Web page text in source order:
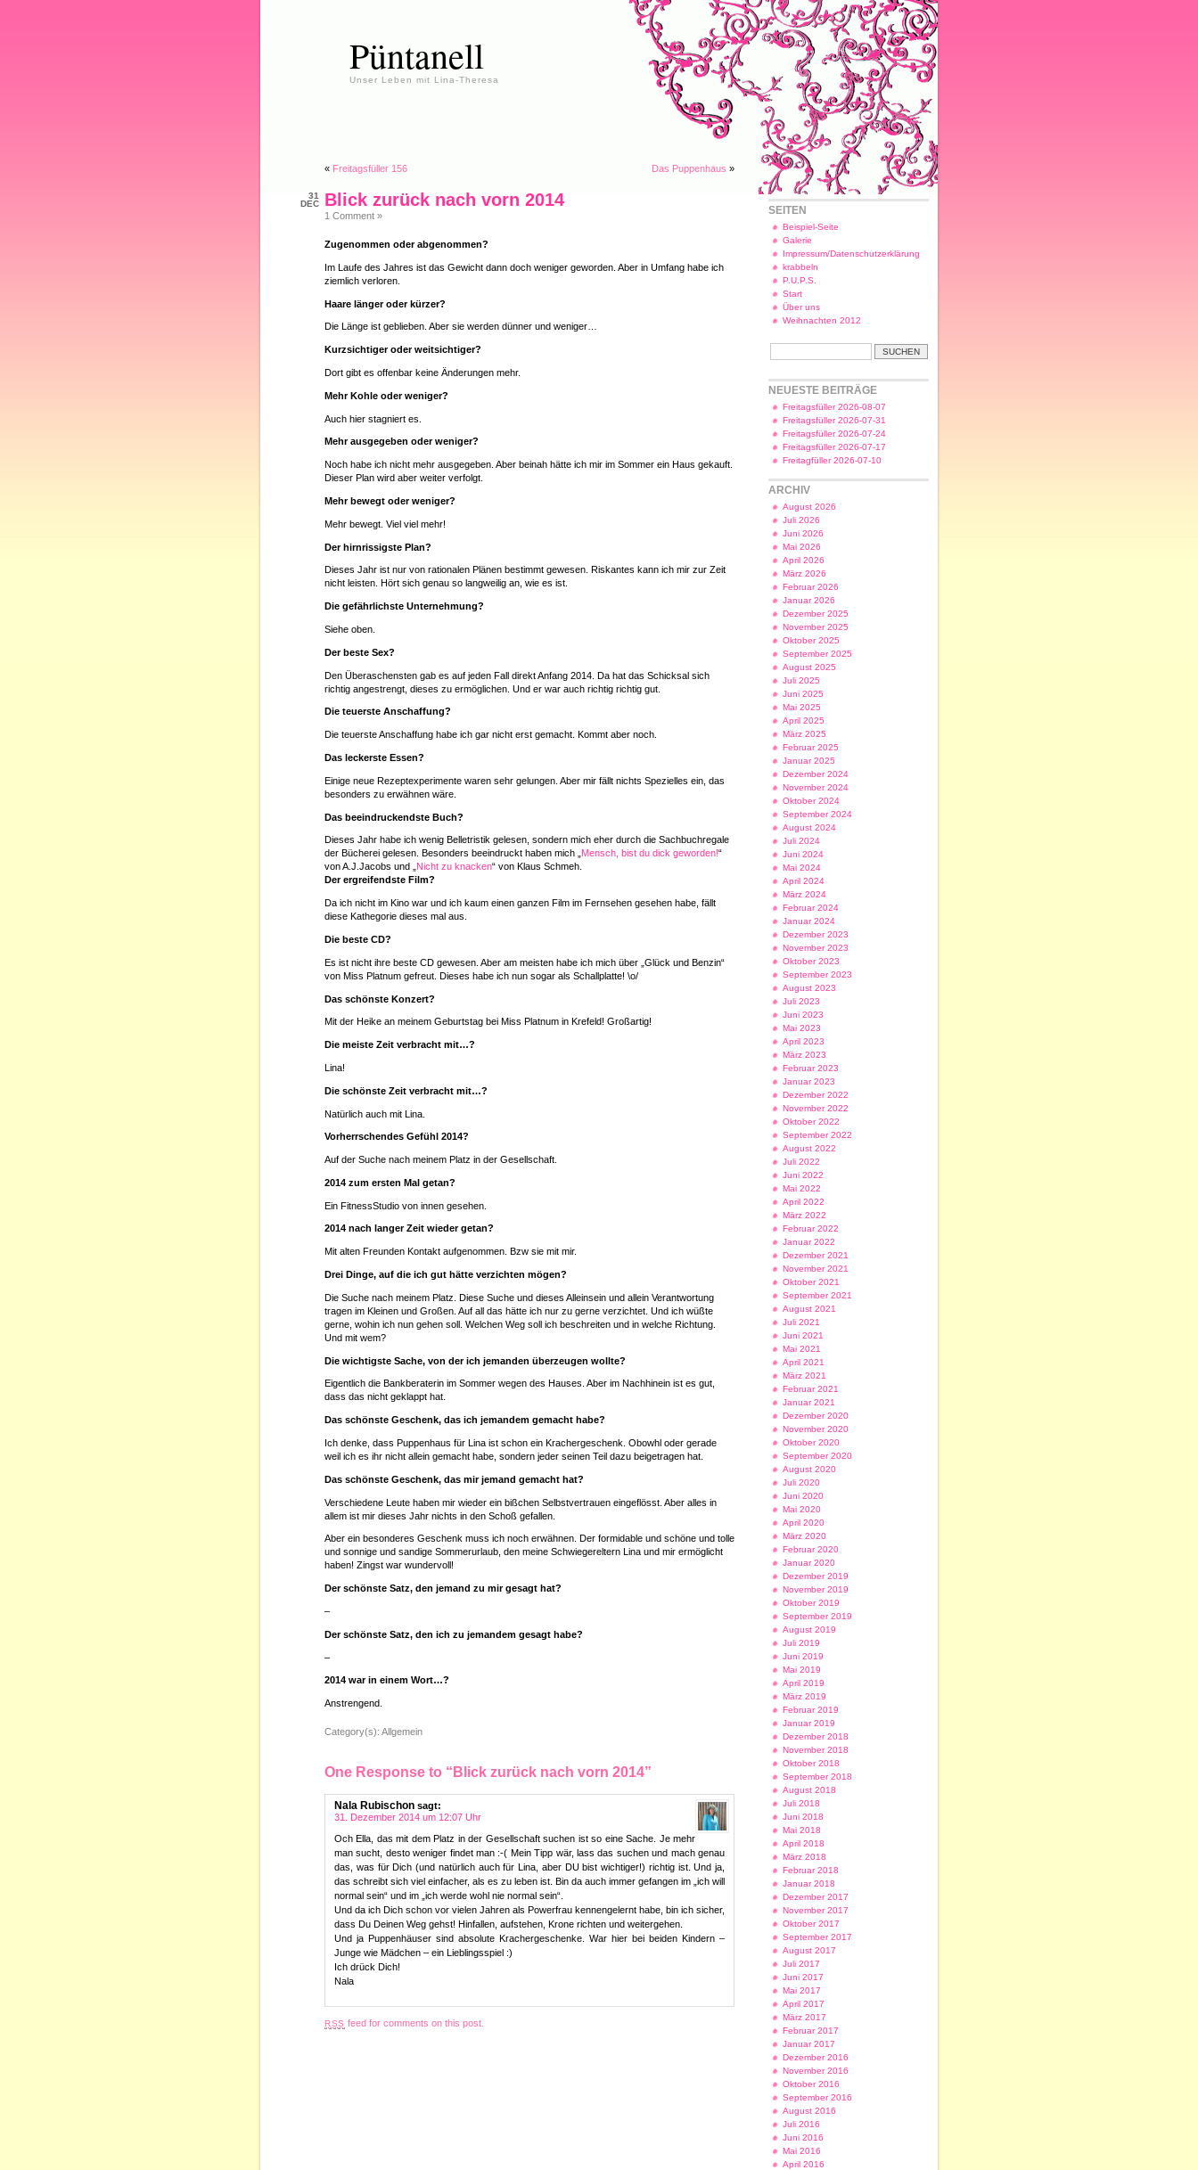
Püntanell
Unser Leben mit Lina-Theresa
« Freitagsfüller 156 Das Puppenhaus »
31
DEC
Blick zurück nach vorn 2014
1 Comment »
Zugenommen oder abgenommen?
Im Laufe des Jahres ist das Gewicht dann doch weniger geworden. Aber in Umfang habe ich
ziemlich verloren.
Haare länger oder kürzer?
Die Länge ist geblieben. Aber sie werden dünner und weniger…
Kurzsichtiger oder weitsichtiger?
Dort gibt es offenbar keine Änderungen mehr.
Mehr Kohle oder weniger?
Auch hier stagniert es.
Mehr ausgegeben oder weniger?
Noch habe ich nicht mehr ausgegeben. Aber beinah hätte ich mir im Sommer ein Haus gekauft.
Dieser Plan wird aber weiter verfolgt.
Mehr bewegt oder weniger?
Mehr bewegt. Viel viel mehr!
Der hirnrissigste Plan?
Dieses Jahr ist nur von rationalen Plänen bestimmt gewesen. Riskantes kann ich mir zur Zeit
nicht leisten. Hört sich genau so langweilig an, wie es ist.
Die gefährlichste Unternehmung?
Siehe oben.
Der beste Sex?
Den Überaschensten gab es auf jeden Fall direkt Anfang 2014. Da hat das Schicksal sich
richtig angestrengt, dieses zu ermöglichen. Und er war auch richtig richtig gut.
Die teuerste Anschaffung?
Die teuerste Anschaffung habe ich gar nicht erst gemacht. Kommt aber noch.
Das leckerste Essen?
Einige neue Rezeptexperimente waren sehr gelungen. Aber mir fällt nichts Spezielles ein, das
besonders zu erwähnen wäre.
Das beeindruckendste Buch?
Dieses Jahr habe ich wenig Belletristik gelesen, sondern mich eher durch die Sachbuchregale
der Bücherei gelesen. Besonders beeindruckt haben mich „ Mensch, bist du dick geworden!“
von A.J.Jacobs und „ Nicht zu knacken“ von Klaus Schmeh.
Der ergreifendste Film?
Da ich nicht im Kino war und ich kaum einen ganzen Film im Fernsehen gesehen habe, fällt
diese Kathegorie dieses mal aus.
Die beste CD?
Es ist nicht ihre beste CD gewesen. Aber am meisten habe ich mich über „Glück und Benzin“
von Miss Platnum gefreut. Dieses habe ich nun sogar als Schallplatte! \o/
Das schönste Konzert?
Mit der Heike an meinem Geburtstag bei Miss Platnum in Krefeld! Großartig!
Die meiste Zeit verbracht mit…?
Lina!
Die schönste Zeit verbracht mit…?
Natürlich auch mit Lina.
Vorherrschendes Gefühl 2014?
Auf der Suche nach meinem Platz in der Gesellschaft.
2014 zum ersten Mal getan?
Ein FitnessStudio von innen gesehen.
2014 nach langer Zeit wieder getan?
Mit alten Freunden Kontakt aufgenommen. Bzw sie mit mir.
Drei Dinge, auf die ich gut hätte verzichten mögen?
Die Suche nach meinem Platz. Diese Suche und dieses Alleinsein und allein Verantwortung
tragen im Kleinen und Großen. Auf all das hätte ich nur zu gerne verzichtet. Und ich wüßte
gerne, wohin ich nun gehen soll. Welchen Weg soll ich beschreiten und in welche Richtung.
Und mit wem?
Die wichtigste Sache, von der ich jemanden überzeugen wollte?
Eigentlich die Bankberaterin im Sommer wegen des Hauses. Aber im Nachhinein ist es gut,
dass das nicht geklappt hat.
Das schönste Geschenk, das ich jemandem gemacht habe?
Ich denke, dass Puppenhaus für Lina ist schon ein Krachergeschenk. Obowhl oder gerade
weil ich es ihr nicht allein gemacht habe, sondern jeder seinen Teil dazu beigetragen hat.
Das schönste Geschenk, das mir jemand gemacht hat?
Verschiedene Leute haben mir wieder ein bißchen Selbstvertrauen eingeflösst. Aber alles in
allem ist mir dieses Jahr nichts in den Schoß gefallen.
Aber ein besonderes Geschenk muss ich noch erwähnen. Der formidable und schöne und tolle
und sonnige und sandige Sommerurlaub, den meine Schwiegereltern Lina und mir ermöglicht
haben! Zingst war wundervoll!
Der schönste Satz, den jemand zu mir gesagt hat?
–
Der schönste Satz, den ich zu jemandem gesagt habe?
–
2014 war in einem Wort…?
Anstrengend.
Category(s): Allgemein
One Response to “Blick zurück nach vorn 2014”
Nala Rubischon sagt:
31. Dezember 2014 um 12:07 Uhr
Och Ella, das mit dem Platz in der Gesellschaft suchen ist so eine Sache. Je mehr
man sucht, desto weniger findet man :-( Mein Tipp wär, lass das suchen und mach genau
das, was für Dich (und natürlich auch für Lina, aber DU bist wichtiger!) richtig ist. Und ja,
das schreibt sich viel einfacher, als es zu leben ist. Bin da auch immer gefangen im „ich will
normal sein“ und im „ich werde wohl nie normal sein“.
Und da ich Dich schon vor vielen Jahren als Powerfrau kennengelernt habe, bin ich sicher,
dass Du Deinen Weg gehst! Hinfallen, aufstehen, Krone richten und weitergehen.
Und ja Puppenhäuser sind absolute Krachergeschenke. War hier bei beiden Kindern –
Junge wie Mädchen – ein Lieblingsspiel :)
Ich drück Dich!
Nala
RSS feed for comments on this post.
SEITEN
Beispiel-Seite
Galerie
Impressum/Datenschutzerklärung
krabbeln
P.U.P.S.
Start
Über uns
Weihnachten 2012
NEUESTE BEITRÄGE
Freitagsfüller 2026-08-07
Freitagsfüller 2026-07-31
Freitagsfüller 2026-07-24
Freitagsfüller 2026-07-17
Freitagfüller 2026-07-10
ARCHIV
August 2026
Juli 2026
Juni 2026
Mai 2026
April 2026
März 2026
Februar 2026
Januar 2026
Dezember 2025
November 2025
Oktober 2025
September 2025
August 2025
Juli 2025
Juni 2025
Mai 2025
April 2025
März 2025
Februar 2025
Januar 2025
Dezember 2024
November 2024
Oktober 2024
September 2024
August 2024
Juli 2024
Juni 2024
Mai 2024
April 2024
März 2024
Februar 2024
Januar 2024
Dezember 2023
November 2023
Oktober 2023
September 2023
August 2023
Juli 2023
Juni 2023
Mai 2023
April 2023
März 2023
Februar 2023
Januar 2023
Dezember 2022
November 2022
Oktober 2022
September 2022
August 2022
Juli 2022
Juni 2022
Mai 2022
April 2022
März 2022
Februar 2022
Januar 2022
Dezember 2021
November 2021
Oktober 2021
September 2021
August 2021
Juli 2021
Juni 2021
Mai 2021
April 2021
März 2021
Februar 2021
Januar 2021
Dezember 2020
November 2020
Oktober 2020
September 2020
August 2020
Juli 2020
Juni 2020
Mai 2020
April 2020
März 2020
Februar 2020
Januar 2020
Dezember 2019
November 2019
Oktober 2019
September 2019
August 2019
Juli 2019
Juni 2019
Mai 2019
April 2019
März 2019
Februar 2019
Januar 2019
Dezember 2018
November 2018
Oktober 2018
September 2018
August 2018
Juli 2018
Juni 2018
Mai 2018
April 2018
März 2018
Februar 2018
Januar 2018
Dezember 2017
November 2017
Oktober 2017
September 2017
August 2017
Juli 2017
Juni 2017
Mai 2017
April 2017
März 2017
Februar 2017
Januar 2017
Dezember 2016
November 2016
Oktober 2016
September 2016
August 2016
Juli 2016
Juni 2016
Mai 2016
April 2016